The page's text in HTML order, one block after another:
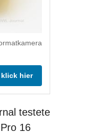
klick hier
testete
16